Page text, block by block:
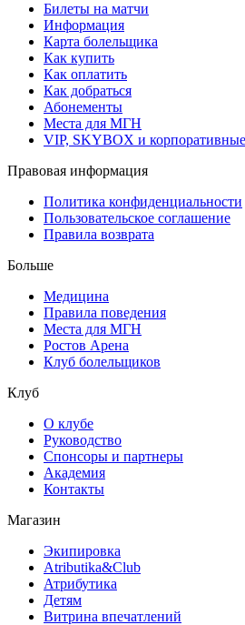
Билеты на матчи
Информация
Карта болельщика
Как купить
Как оплатить
Как добраться
Абонементы
Места для МГН
VIP, SKYBOX и
Правовая информация
Политика конфиденциальности
Пользовательское соглашение
Правила возврата
Больше
Медицина
Правила поведения
Места для МГН
Ростов Арена
Клуб болельщиков
Клуб
О клубе
Руководство
Спонсоры и партнеры
Академия
Контакты
Магазин
Экипировка
Atributika&Club
Атрибутика
Детям
Витрина впечатлений